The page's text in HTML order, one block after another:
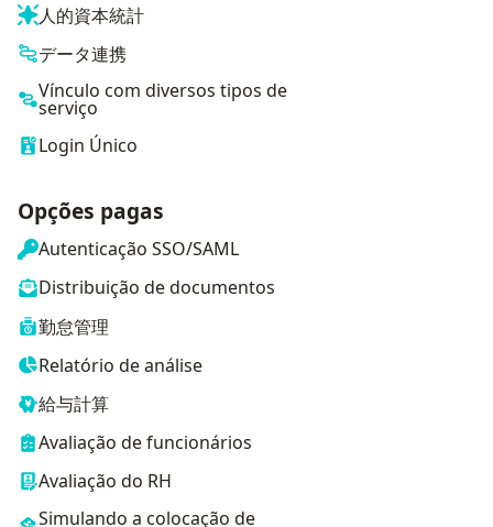
人的資本統計
データ連携
Vínculo com diversos tipos de
serviço
Login Único
Opções pagas
Autenticação SSO/SAML
Distribuição de documentos
勤怠管理
Relatório de análise
給与計算
Avaliação de funcionários
Avaliação do RH
Simulando a colocação de